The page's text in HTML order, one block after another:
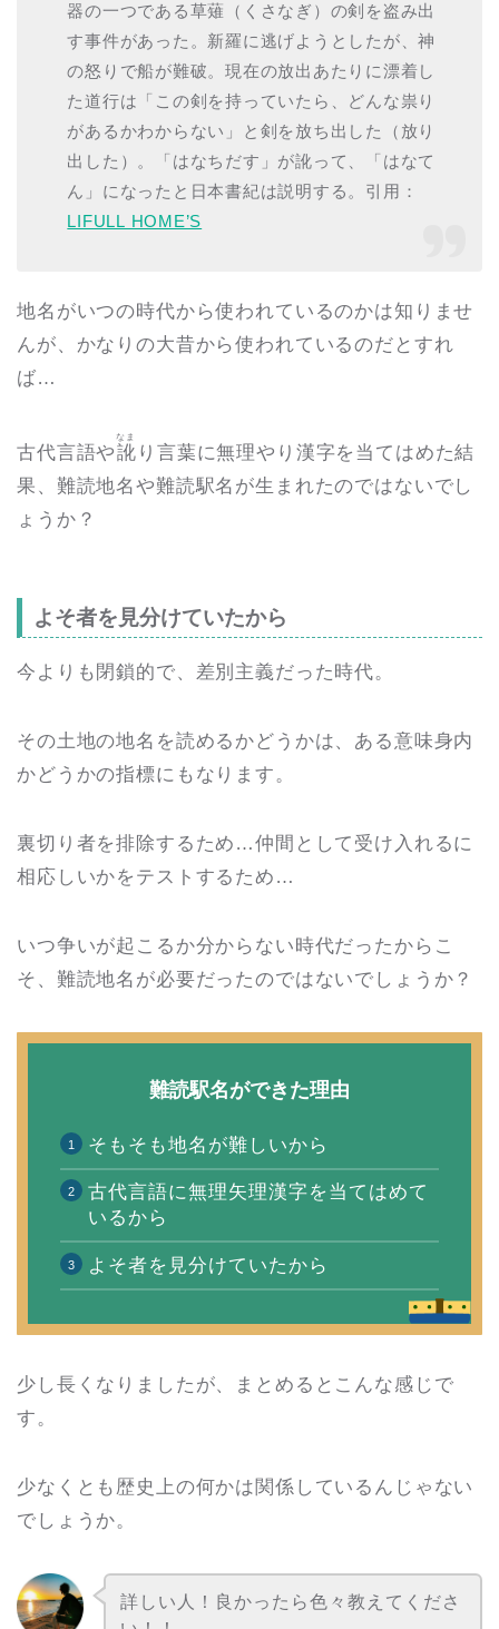
器の一つである草薙（くさなぎ）の剣を盗み出
す事件があった。新羅に逃げようとしたが、神
の怒りで船が難破。現在の放出あたりに漂着し
た道行は「この剣を持っていたら、どんな祟り
があるかわからない」と剣を放ち出した（放り
出した）。「はなちだす」が訛って、「はなて
ん」になったと日本書紀は説明する。引用：
LIFULL HOME’S
地名がいつの時代から使われているのかは知りませ
んが、かなりの大昔から使われているのだとすれ
ば…
古代言語や訛
なま
り言葉に無理やり漢字を当てはめた結
果、難読地名や難読駅名が生まれたのではないでし
ょうか？
よそ者を見分けていたから
今よりも閉鎖的で、差別主義だった時代。
その土地の地名を読めるかどうかは、ある意味身内
かどうかの指標にもなります。
裏切り者を排除するため…仲間として受け入れるに
相応しいかをテストするため…
いつ争いが起こるか分からない時代だったからこ
そ、難読地名が必要だったのではないでしょうか？
難読駅名ができた理由
そもそも地名が難しいから
古代言語に無理矢理漢字を当てはめて
いるから
よそ者を見分けていたから
少し長くなりましたが、まとめるとこんな感じで
す。
少なくとも歴史上の何かは関係しているんじゃない
でしょうか。
詳しい人！良かったら色々教えてくださ